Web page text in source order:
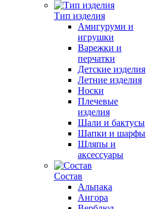
Тип изделия
Амигуруми и
игрушки
Варежки и
перчатки
Детские изделия
Летние изделия
Носки
Плечевые
изделия
Шали и бактусы
Шапки и шарфы
Шляпы и
аксессуары
Состав
Альпака
Ангора